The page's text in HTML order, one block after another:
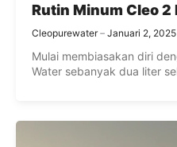
Rutin Minum Cleo 2
Cleopurewater Januari 2, 2025
Mulai membiasakan diri
Water sebanyak dua liter